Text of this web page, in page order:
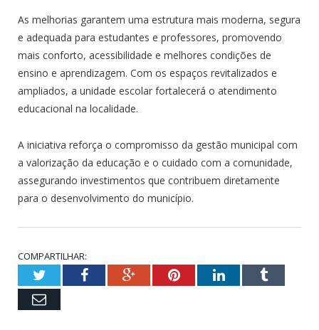
As melhorias garantem uma estrutura mais moderna, segura
e adequada para estudantes e professores, promovendo
mais conforto, acessibilidade e melhores condições de
ensino e aprendizagem. Com os espaços revitalizados e
ampliados, a unidade escolar fortalecerá o atendimento
educacional na localidade.
A iniciativa reforça o compromisso da gestão municipal com
a valorização da educação e o cuidado com a comunidade,
assegurando investimentos que contribuem diretamente
para o desenvolvimento do município.
COMPARTILHAR:
TwitterFacebookGoogle+PinterestLinkedInTumblr
Email